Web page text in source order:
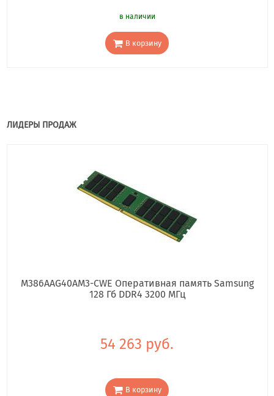
в наличии
В корзину
ЛИДЕРЫ ПРОДАЖ
M386AAG40AM3-CWE Оперативная память Samsung
128 Гб DDR4 3200 МГц
54 263 руб.
В корзину